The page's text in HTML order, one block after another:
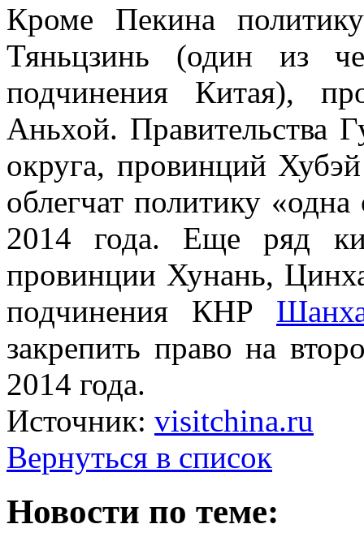
Кроме Пекина
Тяньцзинь (один из
подчинения Китая),
Аньхой. Правительства
округа, провинций
облегчат политику
2014 года. Еще ряд
провинции Хунань,
подчинения КНР
закрепить право на
2014 года.
Источник: visitchina.ru
Вернуться в список
Новости по теме: